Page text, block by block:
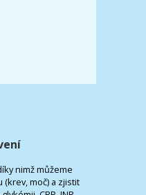
nimž můžeme
moč) a zjistit